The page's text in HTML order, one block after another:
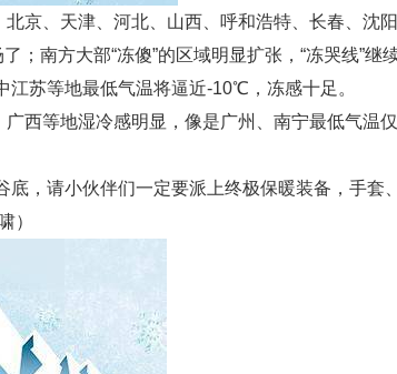
京、天津、河北、山西、呼和浩特、长春、沈
；南方大部“冻傻”的区域明显扩张，“冻哭线”
苏等地最低气温将逼近-10℃，冻感十足。
西等地湿冷感明显，像是广州、南宁最低气温
请小伙伴们一定要派上终极保暖装备，手套
）